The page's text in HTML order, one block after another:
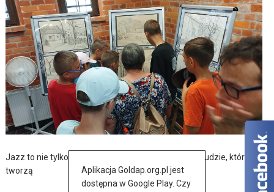
Jazz to nie tylko muzyka – to także historia, pasja i ludzie, którzy ją
tworzą
Aplikacja Goldap.org.pl jest
dostępna w Google Play. Czy